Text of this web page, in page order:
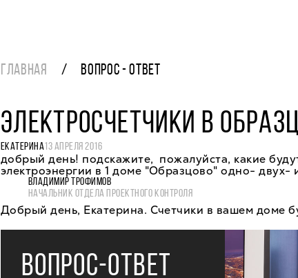
ГЛАВНАЯ ВОПРОС - ОТВЕТ
ЭЛЕКТРОСЧЕТЧИКИ В
ЕКАТЕРИНА13 АПРЕЛЯ 2016
добрый день! подскажите, пожалуйста, какие
электроэнергии в 1 доме "Образцово" одно- двух-
ВЛАДИМИР ТРОФИМОВ
НАЧАЛЬНИК ОТДЕЛА ПРОЕКТНОГО КОНТРОЛЯ
Добрый день, Екатерина. Счетчики в вашем доме
ВОПРОС-ОТВЕТ